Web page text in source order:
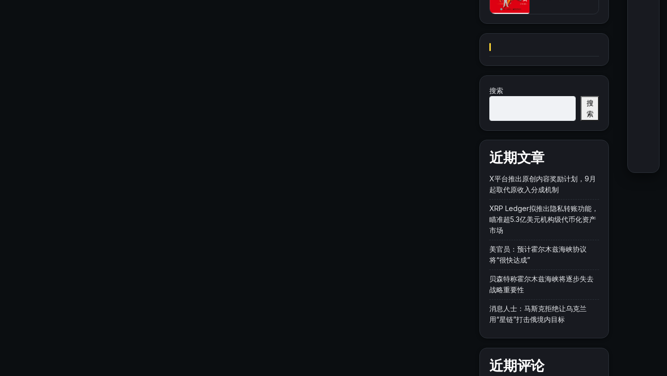
搜索
搜
索
近期文章
X平台推出原创内容奖励计划，9月
起取代原收入分成机制
XRP Ledger拟推出隐私转账功能，
瞄准超5.3亿美元机构级代币化资产
市场
美官员：预计霍尔木兹海峡协议
将“很快达成”
贝森特称霍尔木兹海峡将逐步失去
战略重要性
消息人士：马斯克拒绝让乌克兰
用“星链”打击俄境内目标
近期评论